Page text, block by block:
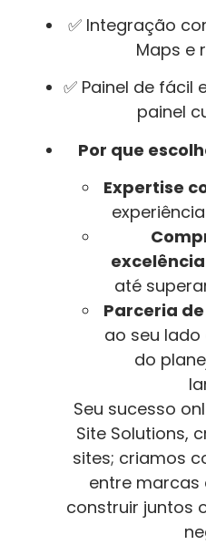
✅ Integração
Maps e
✅ Painel de fácil
painel
Por que
Expertise
até
Parceria
ao seu
do
Seu sucesso
Site Solutions,
sites; criamos
entre marcas
construir juntos